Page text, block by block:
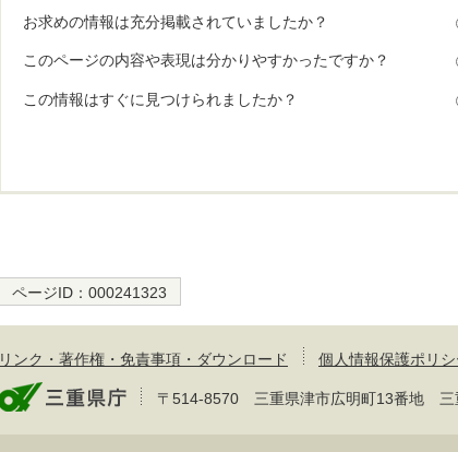
お求めの情報は充分掲載されていましたか？
このページの内容や表現は分かりやすかったですか？
この情報はすぐに見つけられましたか？
ページID： 000241323
リンク・著作権・免責事項・ダウンロード 個人情報保護ポリシ
〒514-8570 三重県津市広明町13番地 三